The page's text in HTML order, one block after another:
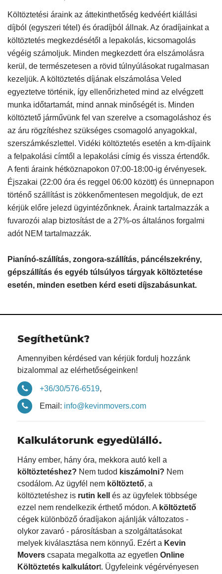
Költöztetési áraink az áttekinthetőség kedvéért kiállási
díjból (egyszeri tétel) és óradíjból állnak. Az óradíjainkat a
költöztetés megkezdésétől a lepakolás, kicsomagolás
végéig számoljuk. Minden megkezdett óra elszámolásra
kerül, de természetesen a rövid túlnyúlásokat rugalmasan
kezeljük. A költöztetés díjának elszámolása Veled
egyeztetve történik, így ellenőrizheted mind az elvégzett
munka időtartamát, mind annak minőségét is. Minden
költöztető járművünk fel van szerelve a csomagoláshoz és
az áru rögzítéshez szükséges csomagoló anyagokkal,
szerszámkészlettel. Vidéki költöztetés esetén a km-díjaink
a felpakolási címtől a lepakolási címig és vissza értendők.
A fenti áraink hétköznapokon 07:00-18:00-ig érvényesek.
Éjszakai (22:00 óra és reggel 06:00 között) és ünnepnapon
történő szállítást is zökkenőmentesen megoldjuk, de ezt
kérjük előre jelezd ügyintézőnknek. Áraink tartalmazzák a
fuvarozói alap biztosítást de a 27%-os általános forgalmi
adót NEM tartalmazzák.
Pianínó-szállítás, zongora-szállítás, páncélszekrény,
gépszállítás és egyéb túlsúlyos tárgyak költöztetése
esetén, minden esetben kérd eseti díjszabásunkat.
Segíthetünk?
Amennyiben kérdésed van kérjük fordulj hozzánk
bizalommal az elérhetőségeinken!
+36/30/576-6519,
Email: info@kevinmovers.com
Kalkulátorunk egyedülálló.
Hány ember, hány óra, mekkora autó kell a
költöztetéshez? Nem tudod kiszámolni? Nem
csodálom. Az ügyfél nem költöztető, a
költöztetéshez is rutin kell
és az ügyfelek többsége
ezzel nem rendelkezik érthető módon. A költöztető
cégek különböző óradíjakon ajánlják változatos -
olykor zavaró - párosításban a szolgáltatásokat
melyek kiválasztása nem könnyű. Ezért a Kevin
Movers csapata megalkotta az egyetlen Online
Költöztetés kalkulátort. Ügyfeleink végérvényesen